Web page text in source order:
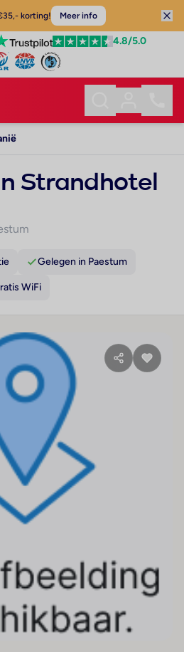
korting! Meer info
4.8/5.0
Strandhotel
Gelegen in Paestum
WiFi